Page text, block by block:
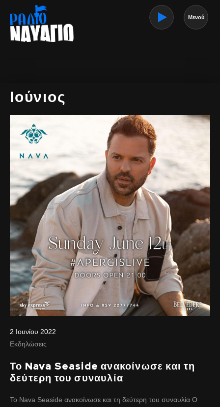
Μενού
Ιούνιος
2 Ιουνίου 2022
Εκδηλώσεις
Το Nava Seaside ανακοίνωσε και τη
δεύτερη του συναυλία
Το Nava Seaside ανακοίνωσε και τη δεύτερη του συναυλία Ο